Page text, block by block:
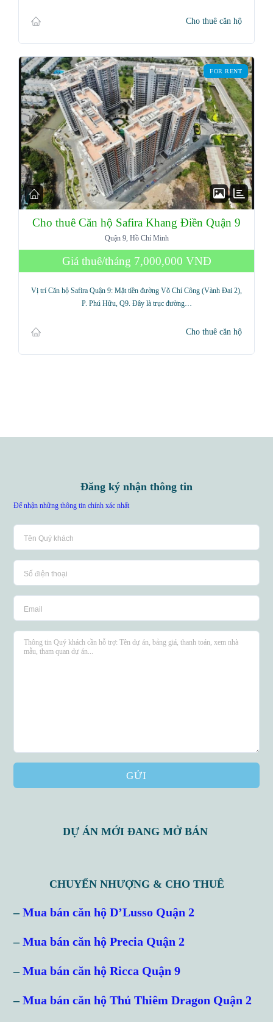
Cho thuê căn hộ
FOR RENT
Cho thuê Căn hộ Safira Khang Điền Quận 9
Quận 9, Hồ Chí Minh
Giá thuê/tháng 7,000,000 VNĐ
Vị trí Căn hộ Safira Quận 9: Mặt tiền đường Võ Chí Công (Vành Đai 2),
P. Phú Hữu, Q9. Đây là trục đường…
Cho thuê căn hộ
Đăng ký nhận thông tin
Để nhận những thông tin chính xác nhất
GỬI
DỰ ÁN MỚI ĐANG MỞ BÁN
CHUYỂN NHƯỢNG & CHO THUÊ
–Mua bán căn hộ D’Lusso Quận 2
–Mua bán căn hộ Precia Quận 2
–Mua bán căn hộ Ricca Quận 9
–Mua bán căn hộ Thủ Thiêm Dragon Quận 2